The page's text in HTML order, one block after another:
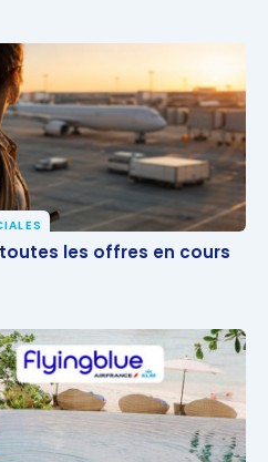
les offres en cours
les offres en cours